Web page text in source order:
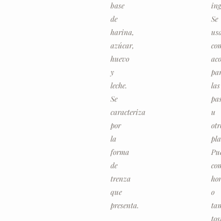
base
de
harina,
azúcar,
huevo
y
leche.
Se
caracteriza
por
la
forma
de
trenza
que
presenta.
Se
las
u
o